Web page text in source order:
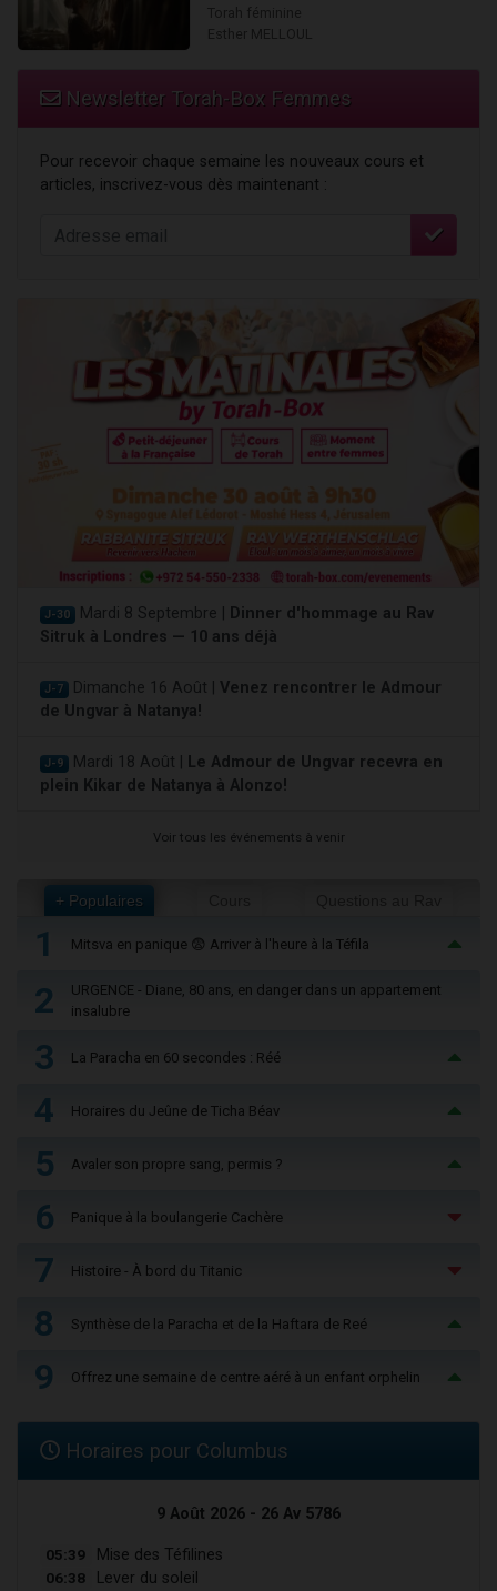
Newsletter Torah-Box Femmes
Pour recevoir chaque semaine les nouveaux cours et
articles, inscrivez-vous dès maintenant :
J-30 Mardi 8 Septembre |
Dinner d'hommage au Rav
Sitruk à Londres — 10 ans déjà
J-7 Dimanche 16 Août | Venez rencontrer le Admour
de Ungvar à Natanya!
J-9 Mardi 18 Août |
Le Admour de Ungvar recevra en
plein Kikar de Natanya à Alonzo!
Voir tous les événements à venir
+ Populaires
1 Mitsva en panique 😨 Arriver à l'heure à la Téfila
2
URGENCE - Diane, 80 ans, en danger dans un appartement
insalubre
3 La Paracha en 60 secondes : Réé
4 Horaires du Jeûne de Ticha Béav
5 Avaler son propre sang, permis ?
6 Panique à la boulangerie Cachère
7 Histoire - À bord du Titanic
8 Synthèse de la Paracha et de la Haftara de Reé
9 Offrez une semaine de centre aéré à un enfant orphelin
Horaires pour Columbus
9 Août 2026 - 26 Av 5786
05:39 Mise des Téfilines
06:38 Lever du soleil